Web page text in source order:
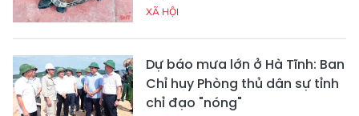
XÃ HỘI
Dự báo mưa lớn ở Hà Tĩnh: Ban
Chỉ huy Phòng thủ dân sự tỉnh
chỉ đạo "nóng"